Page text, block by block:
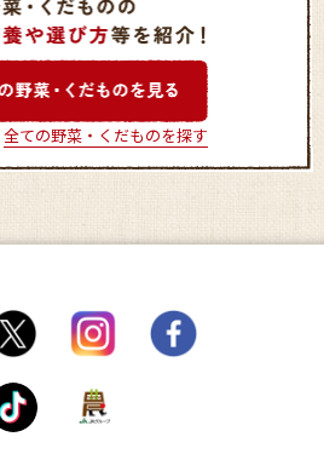
ンうきっ子宇城彩館 サンサンうきっ
全ての野菜・くだものを探す